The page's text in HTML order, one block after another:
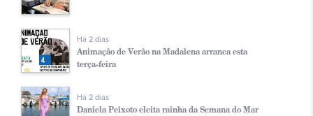
Há 2 dias
Animação de Verão na Madalena arranca esta
terça-feira
Há 2 dias
Daniela Peixoto eleita rainha da Semana do Mar